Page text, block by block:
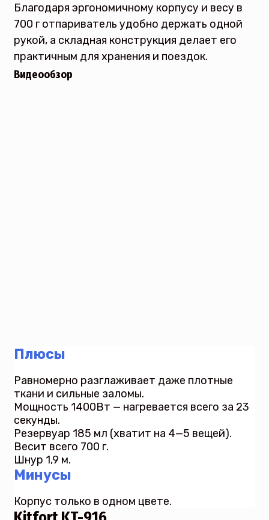
Благодаря эргономичному корпусу и весу в
700 г отпариватель удобно держать одной
рукой, а складная конструкция делает его
практичным для хранения и поездок.
Видеообзор
Плюсы
Равномерно разглаживает даже плотные
ткани и сильные заломы.
Мощность 1400Вт — нагревается всего за 23
секунды.
Резервуар 185 мл (хватит на 4—5 вещей).
Весит всего 700 г.
Шнур 1,9 м.
Минусы
Корпус только в одном цвете.